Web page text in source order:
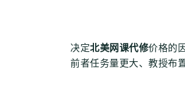
决定北美网课代修价格的
前者任务量更大、教授布